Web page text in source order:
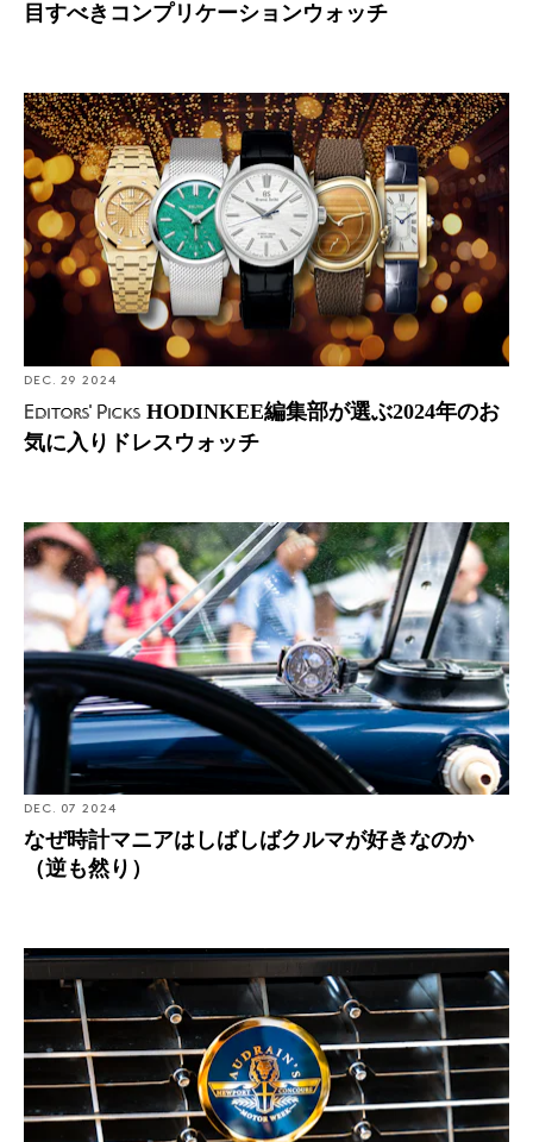
目すべきコンプリケーションウォッチ
Editors' Picks: HODINKEE編集部が選ぶ2024年のお気に入
りドレスウォッチ
DEC. 29 2024
Editors' Picks HODINKEE編集部が選ぶ2024年のお
気に入りドレスウォッチ
なぜ時計マニアはしばしばクルマが好きなのか（逆も然
り）
DEC. 07 2024
なぜ時計マニアはしばしばクルマが好きなのか
（逆も然り）
Dispatch: オードレイン・ツール・デレガンスで伝統を覆
したクルマを運転する